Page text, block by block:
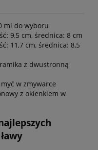
ml do wyboru
9,5 cm, średnica: 8 cm
11,7 cm, średnica: 8,5
z dwustronną
w zmywarce
z okienkiem w